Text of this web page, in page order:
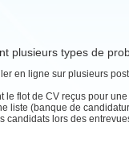
plusieurs types de
en ligne sur plusieurs
le flot de CV reçus pour une
liste (banque de
candidats lors des